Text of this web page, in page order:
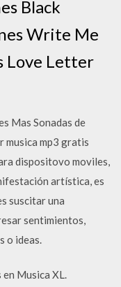
Black
Write Me
Love Letter
Mas Sonadas de
musica mp3 gratis
dispositovo moviles,
artística, es
suscitar una
sentimientos,
o ideas.
Musica XL.